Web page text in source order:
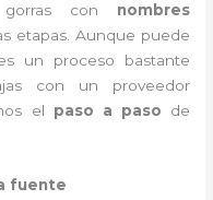
gorras con nombres
etapas. Aunque puede
un proceso bastante
con un proveedor
el paso a paso de
fuente